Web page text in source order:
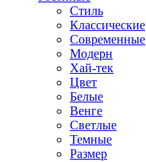
Стиль
Классические
Современные
Модерн
Хай-тек
Цвет
Белые
Венге
Светлые
Темные
Размер